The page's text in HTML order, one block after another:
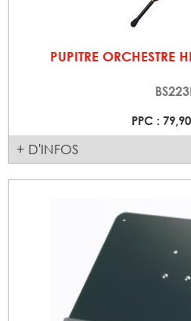
PUPITRE ORCHESTRE
PPC :
+ D'INFOS